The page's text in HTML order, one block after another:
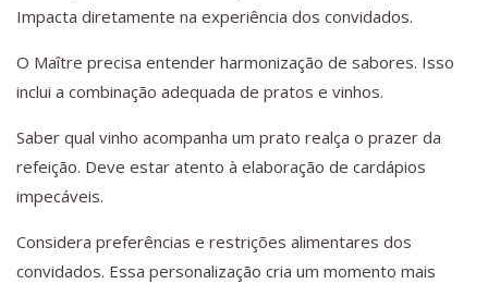
Impacta diretamente na experiência dos convidados.
O Maître precisa entender harmonização de sabores. Isso
inclui a combinação adequada de pratos e vinhos.
Saber qual vinho acompanha um prato realça o prazer da
refeição. Deve estar atento à elaboração de cardápios
impecáveis.
Considera preferências e restrições alimentares dos
convidados. Essa personalização cria um momento mais